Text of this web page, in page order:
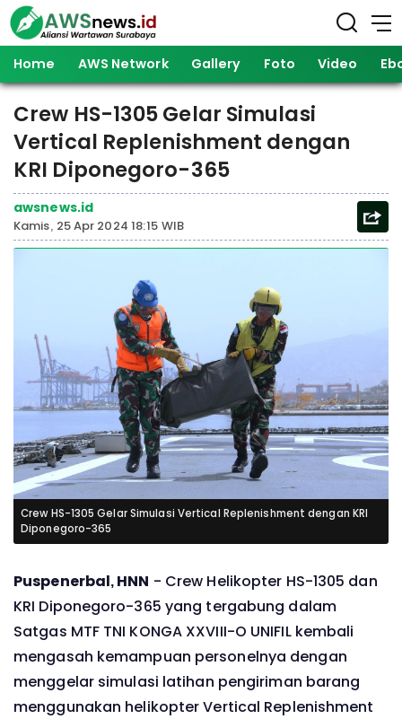
Home AWS Network Gallery Foto Video
Crew HS-1305 Gelar Simulasi
Vertical Replenishment dengan
KRI Diponegoro-365
awsnews.id
Kamis, 25 Apr 2024 18:15 WIB
Crew HS-1305 Gelar Simulasi Vertical Replenishment dengan KRI
Diponegoro-365
Puspenerbal, HNN - Crew Helikopter HS-1305 dan
KRI Diponegoro-365 yang tergabung dalam
Satgas MTF TNI KONGA XXVIII-O UNIFIL kembali
mengasah kemampuan personelnya dengan
menggelar simulasi latihan pengiriman barang
menggunakan helikopter Vertical Replenishment